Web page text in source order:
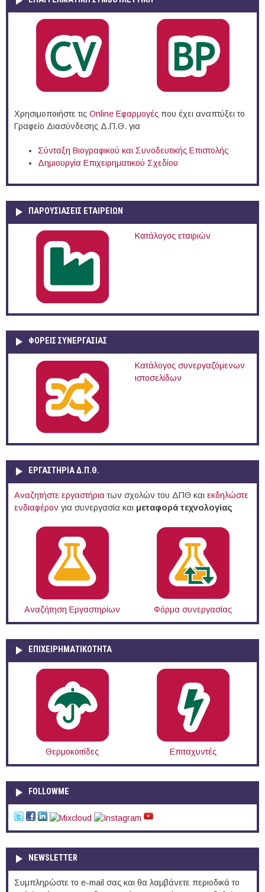
Χρησιμοποιήστε τις Online Eφαρμογές που έχει αναπτύξει το
Γραφείο Διασύνδεσης Δ.Π.Θ. για
Σύνταξη Βιογραφικού και Συνοδευτικής Επιστολής
Δημιουργία Επιχειρηματικού Σχεδίου
ΠΑΡΟΥΣΙΆΣΕΙΣ ΕΤΑΙΡΕΙΏΝ
Κατάλογος εταιριών
ΦΟΡΕΙΣ ΣΥΝΕΡΓΑΣΙΑΣ
Κατάλογος συνεργαζόμενων
ιστοσελίδων
ΕΡΓΑΣΤΗΡΙΑ Δ.Π.Θ.
Αναζητήστε εργαστήρια των σχολών του ΔΠΘ και εκδηλώστε
ενδιαφέρον για συνεργασία και μεταφορά τεχνολογίας
Αναζήτηση Εργαστηρίων Φόρμα συνεργασίας
ΕΠΙΧΕΙΡΗΜΑΤΙΚΟΤΗΤΑ
Θερμοκοιτίδες Επιταχυντές
FOLLOWME
NEWSLETTER
Συμπληρώστε το e-mail σας και θα λαμβάνετε περιοδικά το